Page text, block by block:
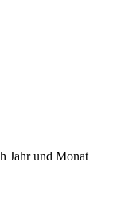
Jahr und Monat